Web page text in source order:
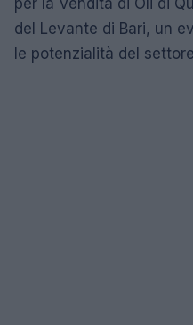
per la Vendita di Oli di
del Levante di Bari, un
le potenzialità del